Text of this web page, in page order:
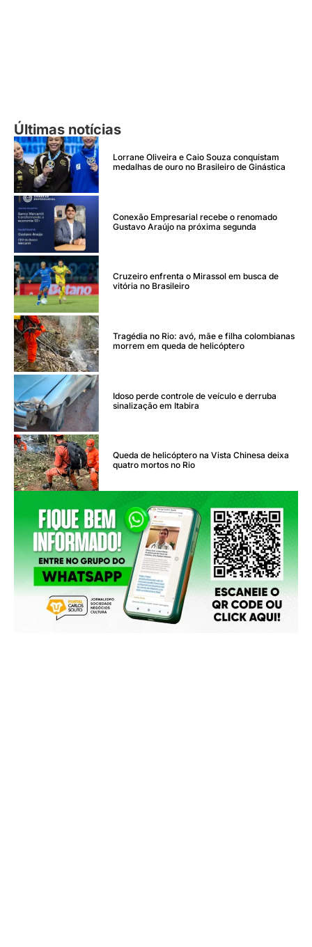
Últimas notícias
Lorrane Oliveira e Caio Souza conquistam
medalhas de ouro no Brasileiro de Ginástica
Conexão Empresarial recebe o renomado
Gustavo Araújo na próxima segunda
Cruzeiro enfrenta o Mirassol em busca de
vitória no Brasileiro
Tragédia no Rio: avó, mãe e filha colombianas
morrem em queda de helicóptero
Idoso perde controle de veículo e derruba
sinalização em Itabira
Queda de helicóptero na Vista Chinesa deixa
quatro mortos no Rio